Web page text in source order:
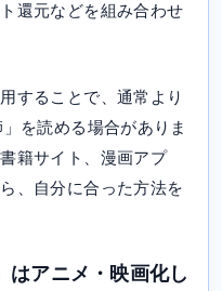
還元などを組み合わせ
することで、通常より
を読める場合がありま
籍サイト、漫画アプ
、自分に合った方法を
はアニメ・映画化し